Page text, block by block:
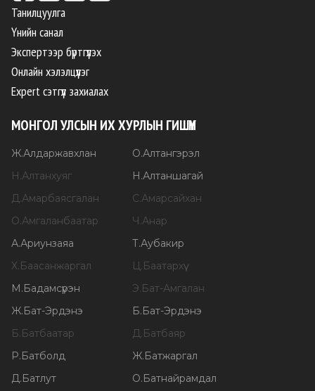
Танилцуулга
Үнийн санал
Экспертээр бүртгүүлэх
Онлайн хэлэлцүүлэг
Expert сэтгүүл захиалах
МОНГОЛ УЛСЫН ИХ ХУРЛЫН ГИШҮҮН
Ж.Алдаржавхлан О.Алтангэрэл
Н.Алтанхуяг Н.Алтаншагай
Д.Амарбаясгалан С.Амарсайхан
О.Амгаланбаатар Ч.Анар
А.Ариунзаяа Т.Аубакир
Х.Баасанжаргал Ц.Баатархүү
М.Бадамсүрэн Э.Бат-Амгалан
Ж.Бат-Эрдэнэ Б.Бат-Эрдэнэ
Б.Батбаатар Д.Батбаяр
Р.Батболд Ж.Батжаргал
Д.Батлут О.Батнайрамдал